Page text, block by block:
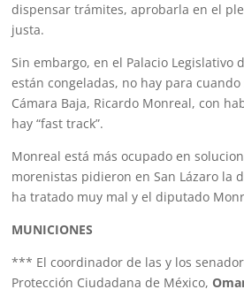
dispensar trámites, aprobarla en el
justa.
Sin embargo, en el Palacio
están congeladas, no hay para
Cámara Baja, Ricardo Monreal, con
hay “fast track”.
Monreal está más ocupado en
morenistas pidieron en San Lázaro
ha tratado muy mal y el diputado
MUNICIONES
*** El coordinador de las y los
Protección Ciudadana de México,